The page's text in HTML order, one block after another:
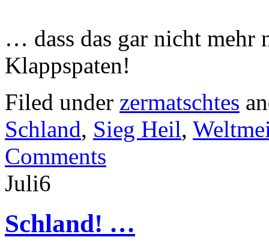
… dass das gar nicht mehr
Klappspaten!
Filed under zermatschtes
Schland, Sieg Heil,
Comments
Juli6
Schland! …